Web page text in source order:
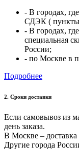
- В городах,
СДЭК ( пункты
- В городах,
специальная
России;
- по Москве в
Подробнее
2. Cроки доставки
Если самовывоз из
день заказа.
В Москве –
Другие города